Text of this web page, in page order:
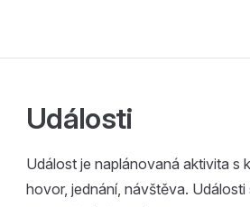
Události
Událost je naplánovaná aktivita
hovor, jednání, návštěva.